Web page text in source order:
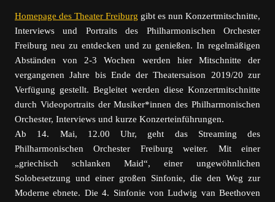
Homepage des Theater Freiburg gibt es nun Konzertmitschnitte,
Interviews und Portraits des Philharmonischen Orchester
Freiburg neu zu entdecken und zu genießen. In regelmäßigen
Abständen von 2-3 Wochen werden hier Mitschnitte der
vergangenen Jahre bis Ende der Theatersaison 2019/20 zur
Verfügung gestellt. Begleitet werden diese Konzertmitschnitte
durch Videoportraits der Musiker*innen des Philharmonischen
Orchester, Interviews und kurze Konzerteinführungen.
Ab 14. Mai, 12.00 Uhr, geht das Streaming des
Philharmonischen Orchester Freiburg weiter. Mit einer
„griechisch schlanken Maid“, einer ungewöhnlichen
Solobesetzung und einer großen Sinfonie, die den Weg zur
Moderne ebnete. Die 4. Sinfonie von Ludwig van Beethoven